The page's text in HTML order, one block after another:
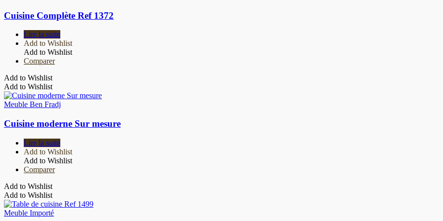
Cuisine Complète Ref 1372
Lire la suite
Add to Wishlist
Add to Wishlist
Comparer
Add to Wishlist
Add to Wishlist
Meuble Ben Fradj
Cuisine moderne Sur mesure
Lire la suite
Add to Wishlist
Add to Wishlist
Comparer
Add to Wishlist
Add to Wishlist
Meuble Importé